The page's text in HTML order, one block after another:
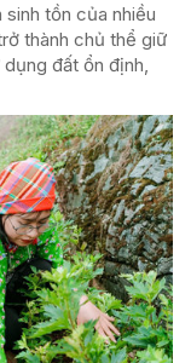
tồn của nhiều
thành chủ thể giữ
đất ổn định,